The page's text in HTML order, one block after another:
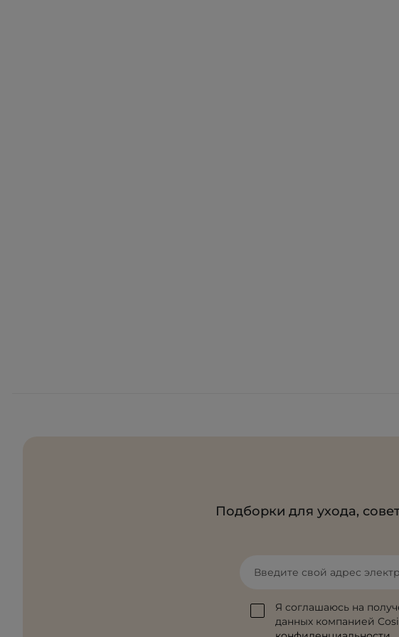
Подборки для ухода,
Введите свой адрес
Я соглашаюсь на
данных компанией